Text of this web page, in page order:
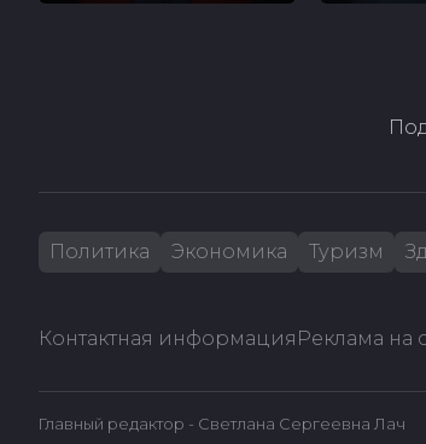
Политика Экономика Туризм
Контактная информация Реклама на
Главный редактор - Светлана Сергеевна Лач